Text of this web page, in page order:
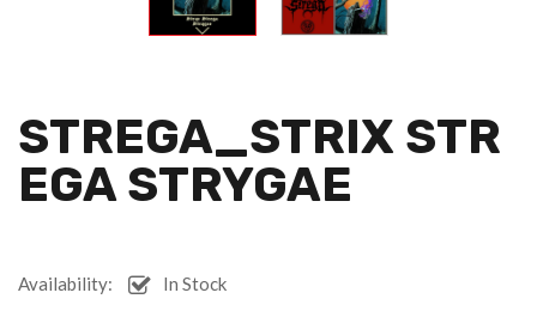
STREGA_STRIX STR
EGA STRYGAE
Availability: In Stock